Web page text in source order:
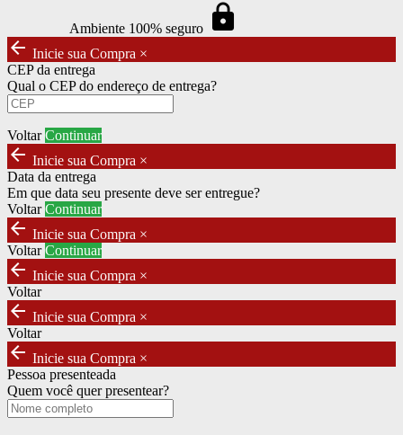
Ambiente 100% seguro https
arrow_back Inicie sua Compra ×
CEP da entrega
Qual o CEP do endereço de entrega?
Voltar Continuar
arrow_back Inicie sua Compra ×
Data da entrega
Em que data seu presente deve ser entregue?
Voltar Continuar
arrow_back Inicie sua Compra ×
Voltar Continuar
arrow_back Inicie sua Compra ×
Voltar
arrow_back Inicie sua Compra ×
Voltar
arrow_back Inicie sua Compra ×
Pessoa presenteada
Quem você quer presentear?